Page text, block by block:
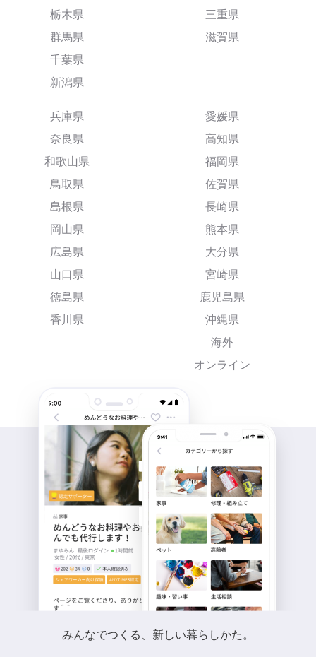
栃木県
群馬県
千葉県
新潟県
三重県
滋賀県
兵庫県
奈良県
和歌山県
鳥取県
島根県
岡山県
広島県
山口県
徳島県
香川県
愛媛県
高知県
福岡県
佐賀県
長崎県
熊本県
大分県
宮崎県
鹿児島県
沖縄県
海外
オンライン
みんなでつくる、新しい暮らしかた。